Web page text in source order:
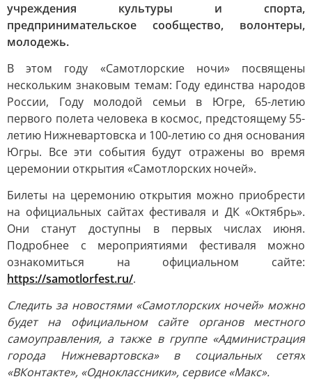
учреждения культуры и спорта,
предпринимательское сообщество, волонтеры,
молодежь.
В этом году «Самотлорские ночи» посвящены
нескольким знаковым темам: Году единства народов
России, Году молодой семьи в Югре, 65-летию
первого полета человека в космос, предстоящему 55-
летию Нижневартовска и 100-летию со дня основания
Югры. Все эти события будут отражены во время
церемонии открытия «Самотлорских ночей».
Билеты на церемонию открытия можно приобрести
на официальных сайтах фестиваля и ДК «Октябрь».
Они станут доступны в первых числах июня.
Подробнее с мероприятиями фестиваля можно
ознакомиться на официальном сайте:
https://samotlorfest.ru/.
Следить за новостями «Самотлорских ночей» можно
будет на официальном сайте органов местного
самоуправления, а также в группе «Администрация
города Нижневартовска» в социальных сетях
«ВКонтакте», «Одноклассники», сервисе «Макс».